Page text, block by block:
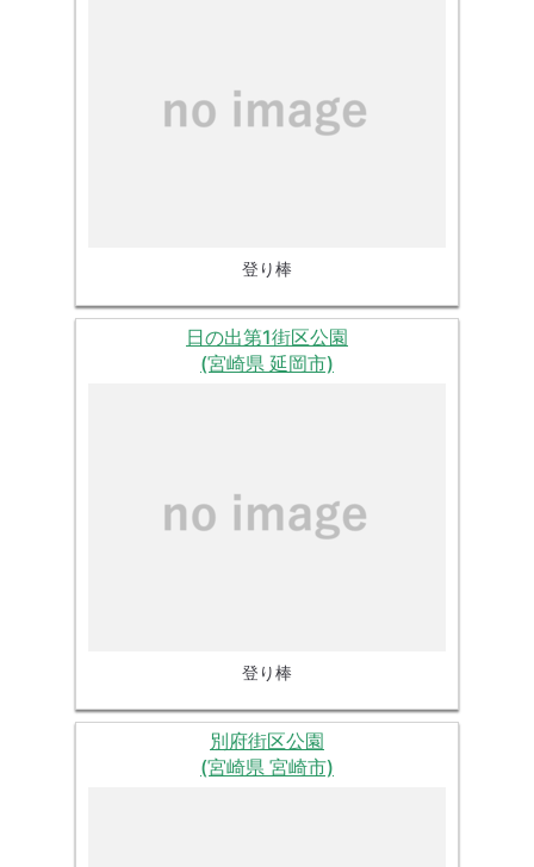
登り棒
日の出第1街区公園
(宮崎県 延岡市)
登り棒
別府街区公園
(宮崎県 宮崎市)